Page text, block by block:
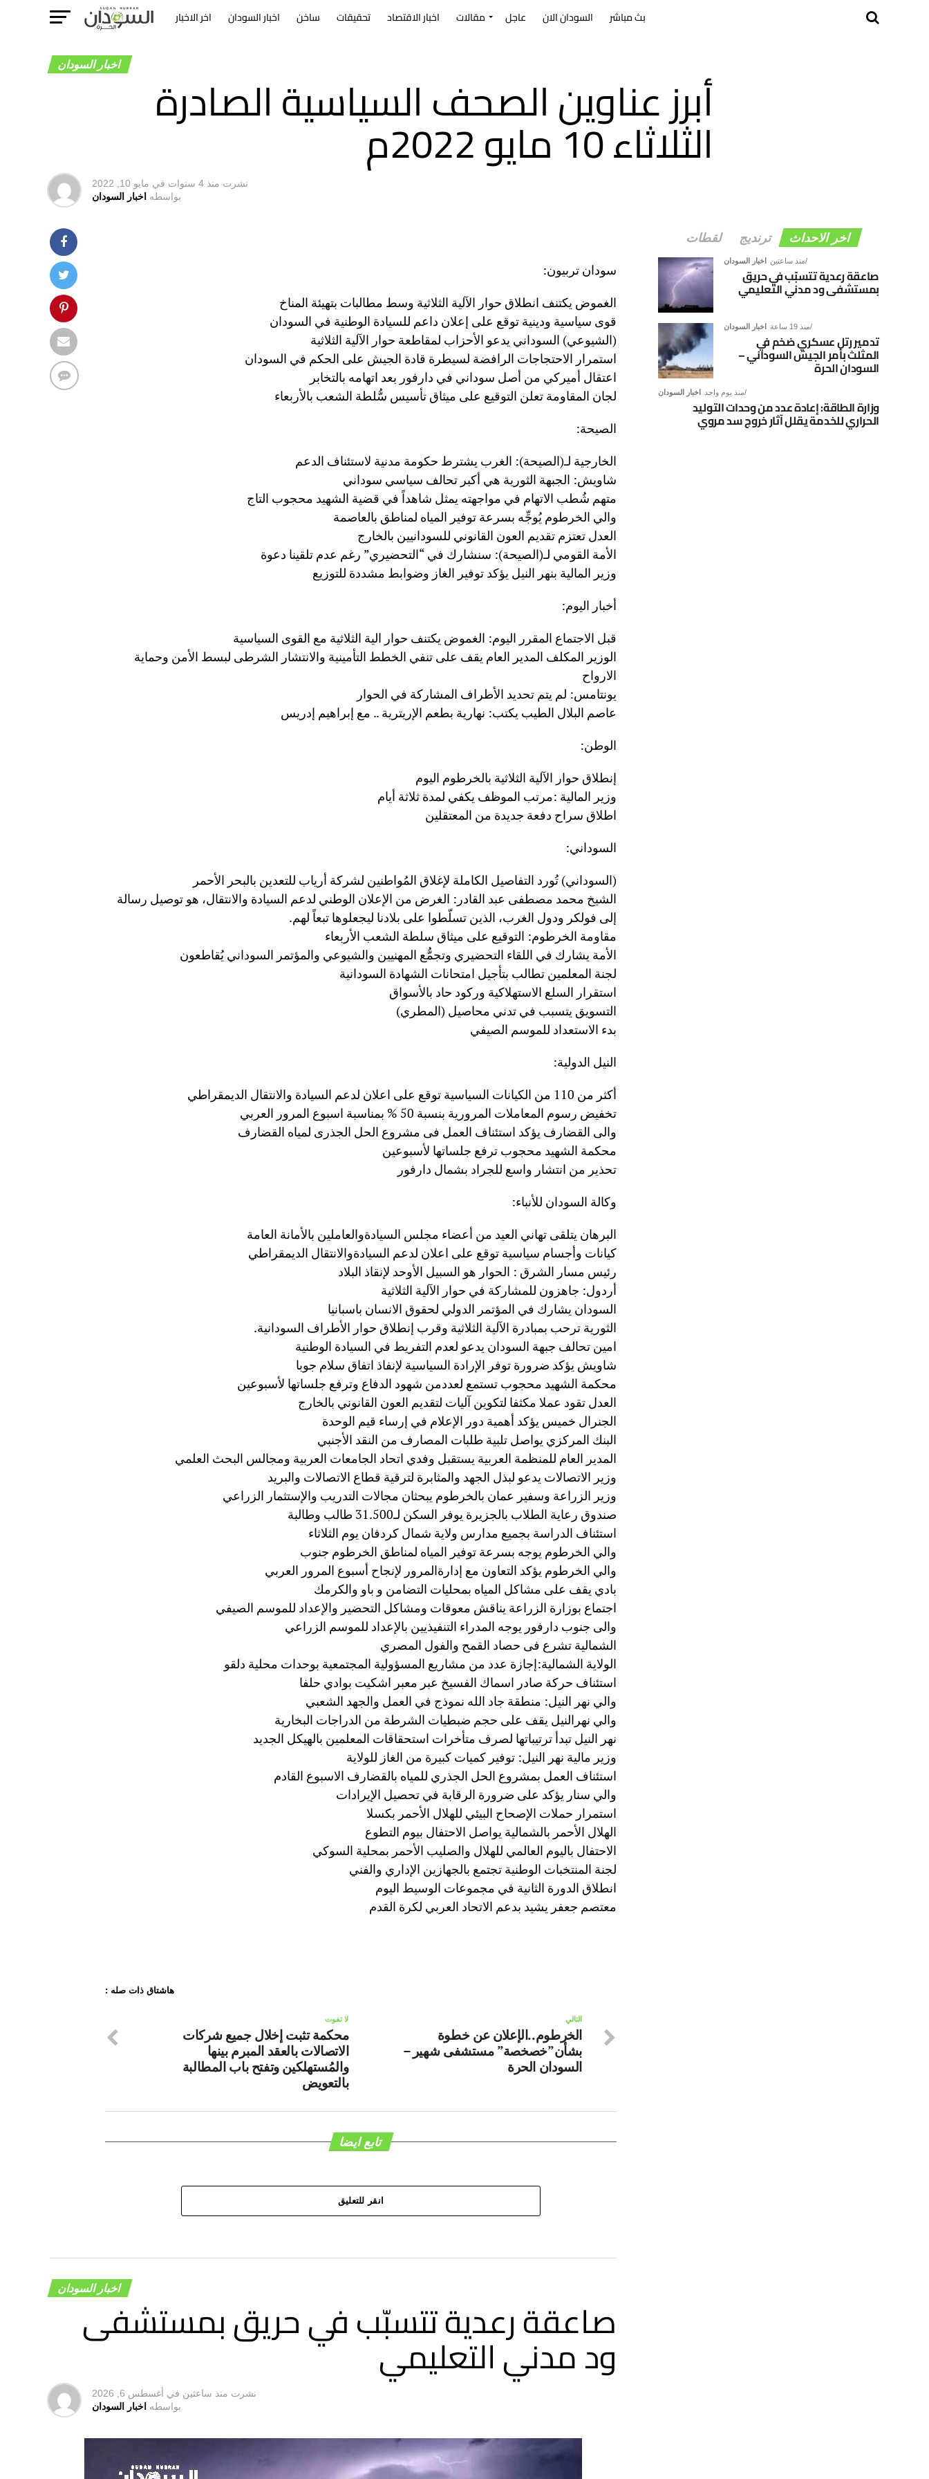
بث مباشر السودان الان عاجل مقالات اخبار الاقتصاد تحقيقات ساخن اخبار السودان اخر الاخبار
اخبار السودان
أبرز عناوين الصحف السياسية الصادرة
الثلاثاء 10 مايو 2022م
نشرت منذ 4 سنوات في مايو 10, 2022
بواسطه اخبار السودان
سودان تربيون:
الغموض يكتنف انطلاق حوار الآلية الثلاثية وسط مطالبات بتهيئة المناخ
قوى سياسية ودينية توقع على إعلان داعم للسيادة الوطنية في السودان
(الشيوعي) السوداني يدعو الأحزاب لمقاطعة حوار الآلية الثلاثية
استمرار الاحتجاجات الرافضة لسيطرة قادة الجيش على الحكم في السودان
اعتقال أميركي من أصل سوداني في دارفور بعد اتهامه بالتخابر
لجان المقاومة تعلن التوقيع على ميثاق تأسيس سُّلطة الشعب بالأربعاء
الصيحة:
الخارجية لـ(الصيحة): الغرب يشترط حكومة مدنية لاستئناف الدعم
شاويش: الجبهة الثورية هي أكبر تحالف سياسي سوداني
متهم شُطب الاتهام في مواجهته يمثل شاهداً في قضية الشهيد محجوب التاج
والي الخرطوم يُوجِّه بسرعة توفير المياه لمناطق بالعاصمة
العدل تعتزم تقديم العون القانوني للسودانيين بالخارج
الأمة القومي لـ(الصيحة): سنشارك في “التحضيري” رغم عدم تلقينا دعوة
وزير المالية بنهر النيل يؤكد توفير الغاز وضوابط مشددة للتوزيع
أخبار اليوم:
قبل الاجتماع المقرر اليوم: الغموض يكتنف حوار الية الثلاثية مع القوى السياسية
الوزير المكلف المدير العام يقف على تنفي الخطط التأمينية والانتشار الشرطى لبسط الأمن وحماية
الارواح
يونتامس: لم يتم تحديد الأطراف المشاركة في الحوار
عاصم البلال الطيب يكتب: نهارية بطعم الإريترية .. مع إبراهيم إدريس
الوطن:
إنطلاق حوار الآلية الثلاثية بالخرطوم اليوم
وزير المالية :مرتب الموظف يكفي لمدة ثلاثة أيام
اطلاق سراح دفعة جديدة من المعتقلين
السوداني:
(السوداني) تُورد التفاصيل الكاملة لإغلاق المُواطنين لشركة أرياب للتعدين بالبحر الأحمر
الشيخ ‏محمد مصطفى عبد القادر: الغرض من الإعلان الوطني لدعم السيادة والانتقال، هو توصيل رسالة
إلى فولكر ودول الغرب، الذين تسلّطوا على بلادنا ليجعلوها تبعاً لهم.
مقاومة الخرطوم: التوقيع على ميثاق سلطة الشعب الأربعاء
الأمة يشارك في اللقاء التحضيري وتجمُّع المهنيين والشيوعي والمؤتمر السوداني يُقاطعون
لجنة المعلمين تطالب بتأجيل امتحانات الشهادة السودانية
استقرار السلع الاستهلاكية وركود حاد بالأسواق
التسويق يتسبب في تدني محاصيل (المطري)
بدء الاستعداد للموسم الصيفي
النيل الدولية:
أكثر من 110 من الكيانات السياسية توقع على اعلان لدعم السيادة والانتقال الديمقراطي
تخفيض رسوم المعاملات المرورية بنسبة 50 % بمناسبة اسبوع المرور العربي
والى القضارف يؤكد استئناف العمل فى مشروع الحل الجذرى لمياه القضارف
محكمة الشهيد محجوب ترفع جلساتها لأسبوعين
تحذير من انتشار واسع للجراد بشمال دارفور
وكالة السودان للأنباء:
البرهان يتلقى تهاني العيد من أعضاء مجلس السيادةوالعاملين بالأمانة العامة
كيانات وأجسام سياسية توقع على اعلان لدعم السيادةوالانتقال الديمقراطي
رئيس مسار الشرق : الحوار هو السبيل الأوحد لإنقاذ البلاد
أردول: جاهزون للمشاركة في حوار الآلية الثلاثية
السودان يشارك في المؤتمر الدولي لحقوق الانسان باسبانيا
الثورية ترحب بمبادرة الآلية الثلاثية وقرب إنطلاق حوار الأطراف السودانية.
امين تحالف جبهة السودان يدعو لعدم التفريط في السيادة الوطنية
شاويش يؤكد ضرورة توفر الإرادة السياسية لإنفاذ اتفاق سلام جوبا
محكمة الشهيد محجوب تستمع لعددمن شهود الدفاع وترفع جلساتها لأسبوعين
العدل تقود عملا مكثفا لتكوين آليات لتقديم العون القانوني بالخارج
الجنرال خميس يؤكد أهمية دور الإعلام في إرساء قيم الوحدة
البنك المركزي يواصل تلبية طلبات المصارف من النقد الأجنبي
المدير العام للمنظمة العربية يستقبل وفدي اتحاد الجامعات العربية ومجالس البحث العلمي
وزير الاتصالات يدعو لبذل الجهد والمثابرة لترقية قطاع الاتصالات والبريد
وزير الزراعة وسفير عمان بالخرطوم يبحثان مجالات التدريب والإستثمار الزراعي
صندوق رعاية الطلاب بالجزيرة يوفر السكن لـ31.500 طالب وطالبة
استئناف الدراسة بجميع مدارس ولاية شمال كردفان يوم الثلاثاء
والي الخرطوم يوجه بسرعة توفير المياه لمناطق الخرطوم جنوب
والي الخرطوم يؤكد التعاون مع إدارةالمرور لإنجاح أسبوع المرور العربي
بادي يقف على مشاكل المياه بمحليات التضامن و باو والكرمك
اجتماع بوزارة الزراعة يناقش معوقات ومشاكل التحضير والإعداد للموسم الصيفي
والى جنوب دارفور يوجه المدراء التنفيذيين بالإعداد للموسم الزراعي
الشمالية تشرع فى حصاد القمح والفول المصري
الولاية الشمالية:إجازة عدد من مشاريع المسؤولية المجتمعية بوحدات محلية دلقو
استئناف حركة صادر اسماك الفسيخ عبر معبر اشكيت بوادي حلفا
والي نهر النيل: منطقة جاد الله نموذج في العمل والجهد الشعبي
والي نهرالنيل يقف على حجم ضبطيات الشرطة من الدراجات البخارية
نهر النيل تبدأ ترتيباتها لصرف متأخرات استحقاقات المعلمين بالهيكل الجديد
وزير مالية نهر النيل: توفير كميات كبيرة من الغاز للولاية
استئناف العمل بمشروع الحل الجذري للمياه بالقضارف الاسبوع القادم
والي سنار يؤكد على ضرورة الرقابة في تحصيل الإيرادات
استمرار حملات الإصحاح البيئي للهلال الأحمر بكسلا
الهلال الأحمر بالشمالية يواصل الاحتفال بيوم التطوع
الاحتفال باليوم العالمي للهلال والصليب الأحمر بمحلية السوكي
لجنة المنتخبات الوطنية تجتمع بالجهازين الإداري والفني
انطلاق الدورة الثانية في مجموعات الوسيط اليوم
معتصم جعفر يشيد بدعم الاتحاد العربي لكرة القدم
هاشتاق ذات صله :
التالي
الخرطوم..الإعلان عن خطوة
بشأن”خصخصة” مستشفى شهير –
السودان الحرة
لا تفوت
محكمة تثبت إخلال جميع شركات
الاتصالات بالعقد المبرم بينها
والمُستهلكين وتفتح باب المطالبة
بالتعويض
تابع ايضا
انقر للتعليق
اخبار السودان
صاعقة رعدية تتسبّب في حريق بمستشفى
ود مدني التعليمي
نشرت منذ ساعتين في أغسطس 6, 2026
بواسطه اخبار السودان
اخر الاحداث ترنديج لقطات
اخبار السودان منذ ساعتين
صاعقة رعدية تتسبّب في حريق
بمستشفى ود مدني التعليمي
اخبار السودان منذ 19 ساعة
تدمير رتل عسكري ضخم في
المثلث بأمر الجيش السوداني –
السودان الحرة
اخبار السودان منذ يوم واحد
وزارة الطاقة: إعادة عدد من وحدات التوليد
الحراري للخدمة يقلل آثار خروج سد مروي